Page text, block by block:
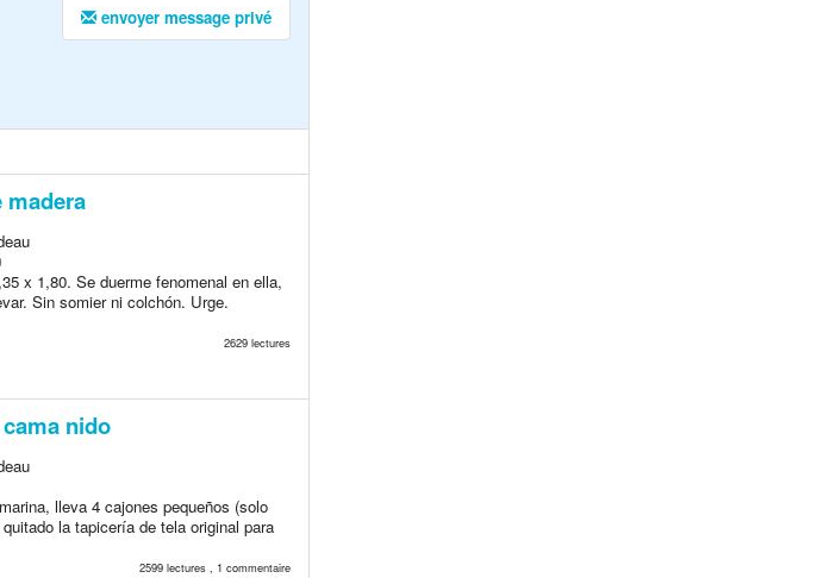
envoyer message privé
madera
x 1,80. Se duerme fenomenal en ella,
Sin somier ni colchón. Urge.
2629 lectures
nido
lleva 4 cajones pequeños (solo
la tapicería de tela original para
2599 lectures , 1 commentaire